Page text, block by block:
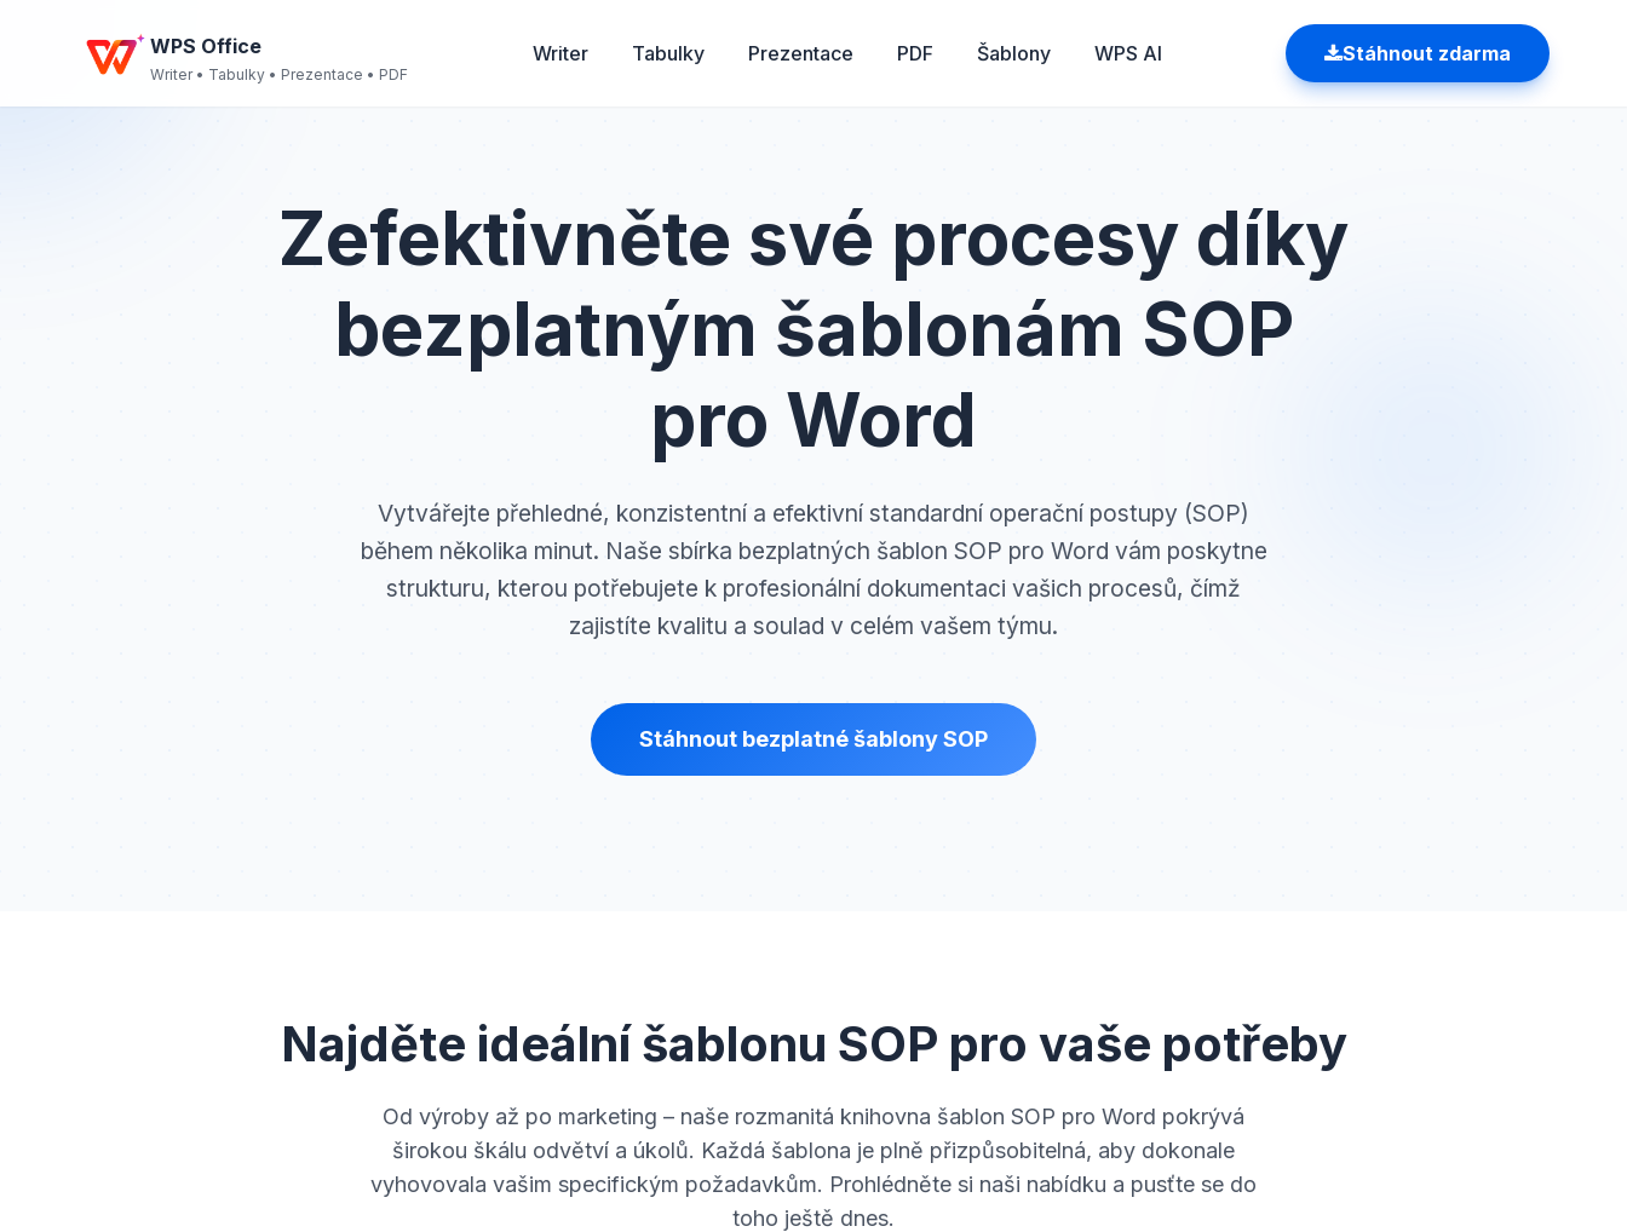
WPS Office
Writer • Tabulky • Prezentace • PDF
Writer Tabulky Prezentace PDF Šablony WPS AI Stáhnout zdarma
Zefektivněte své procesy díky
bezplatným šablonám SOP
pro Word
Vytvářejte přehledné, konzistentní a efektivní standardní operační postupy (SOP)
během několika minut. Naše sbírka bezplatných šablon SOP pro Word vám poskytne
strukturu, kterou potřebujete k profesionální dokumentaci vašich procesů, čímž
zajistíte kvalitu a soulad v celém vašem týmu.
Stáhnout bezplatné šablony SOP
Najděte ideální šablonu SOP pro vaše potřeby
Od výroby až po marketing – naše rozmanitá knihovna šablon SOP pro Word pokrývá
širokou škálu odvětví a úkolů. Každá šablona je plně přizpůsobitelná, aby dokonale
vyhovovala vašim specifickým požadavkům. Prohlédněte si naši nabídku a pusťte se do
toho ještě dnes.